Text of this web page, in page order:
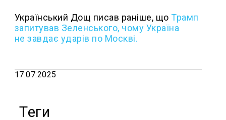
Український Дощ писав раніше, що Трамп
запитував Зеленського, чому Україна
не завдає ударів по Москві.
17.07.2025
Теги